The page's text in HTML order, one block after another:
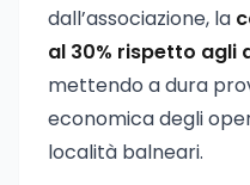
dall’associazione, la
al 30% rispetto agli
mettendo a dura
economica degli
località balneari.